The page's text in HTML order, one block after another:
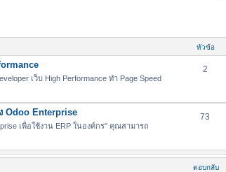
หัวข้อ
เว็บ High Performance ทำ Page Speed
2
Odoo Enterprise
เพื่อใช้งาน ERP ในองค์กร" คุณสามารถ
73
ตอบกลับ